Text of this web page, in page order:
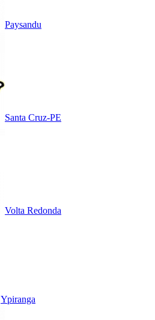
Paysandu
Santa Cruz-PE
Volta Redonda
Ypiranga